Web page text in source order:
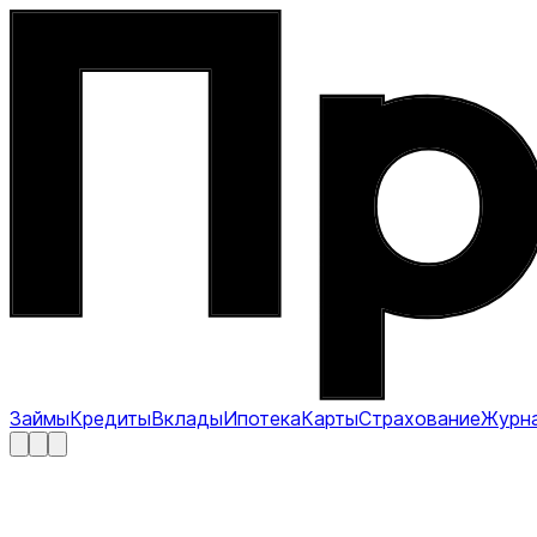
ЗаймыКредитыВкладыИпотекаКартыСтрахование